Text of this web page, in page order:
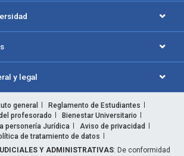
y legal
general
Reglamento de Estudiantes
profesorado
Bienestar Universitario
personería Jurídica
Aviso de privacidad
de tratamiento de datos
Y ADMINISTRATIVAS: De conformidad